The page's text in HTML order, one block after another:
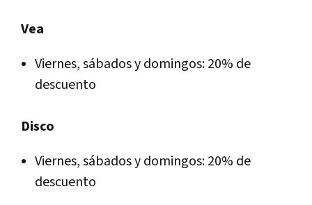
Vea
Viernes, sábados y domingos: 20% de
descuento
Disco
Viernes, sábados y domingos: 20% de
descuento